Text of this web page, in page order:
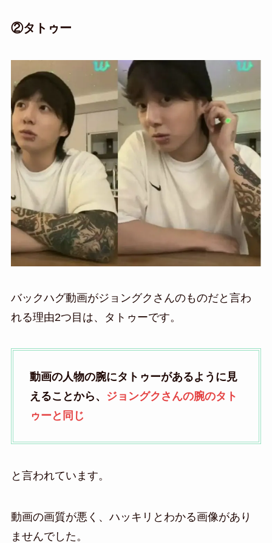
②タトゥー
バックハグ動画がジョングクさんのものだと言わ
れる理由2つ目は、タトゥーです。
動画の人物の腕にタトゥーがあるように見
えることから、
ジョングクさんの腕のタト
ゥーと同じ
と言われています。
動画の画質が悪く、ハッキリとわかる画像があり
ませんでした。